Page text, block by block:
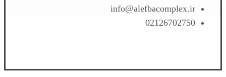
info@alefbacomplex.ir
02126702750